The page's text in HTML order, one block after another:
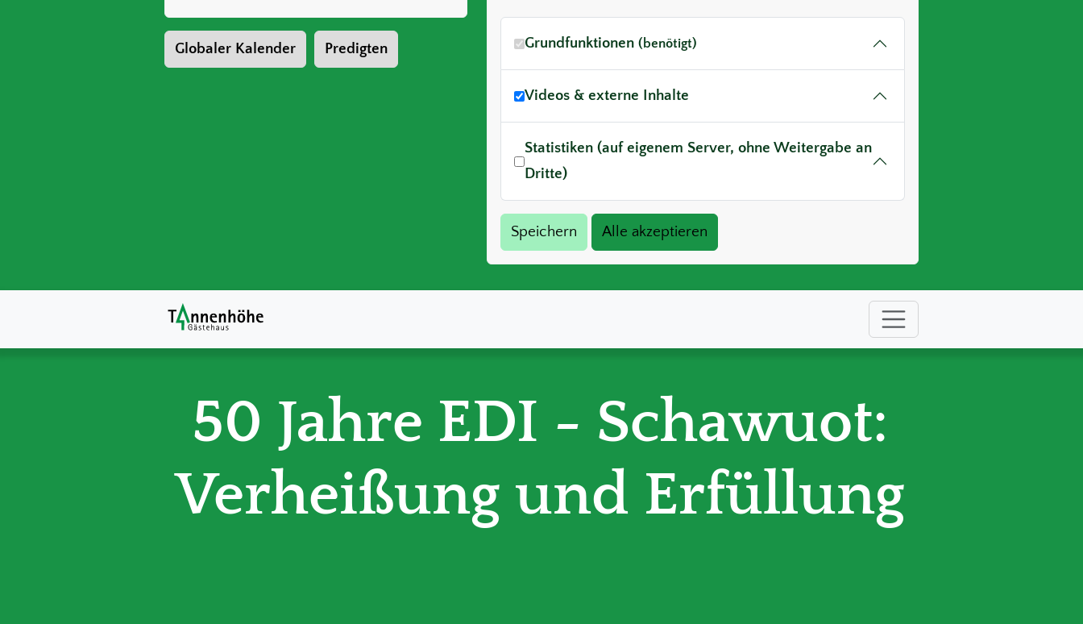
Globaler Kalender Predigten Grundfunktionen (benötigt)
Videos & externe Inhalte
Statistiken (auf eigenem Server, ohne Weitergabe an
Dritte)
50 Jahre EDI - Schawuot:
Verheißung und Erfüllung